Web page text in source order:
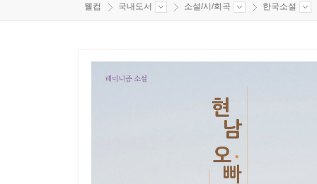
웰컴 국내도서 소설/시/희곡 한국소설